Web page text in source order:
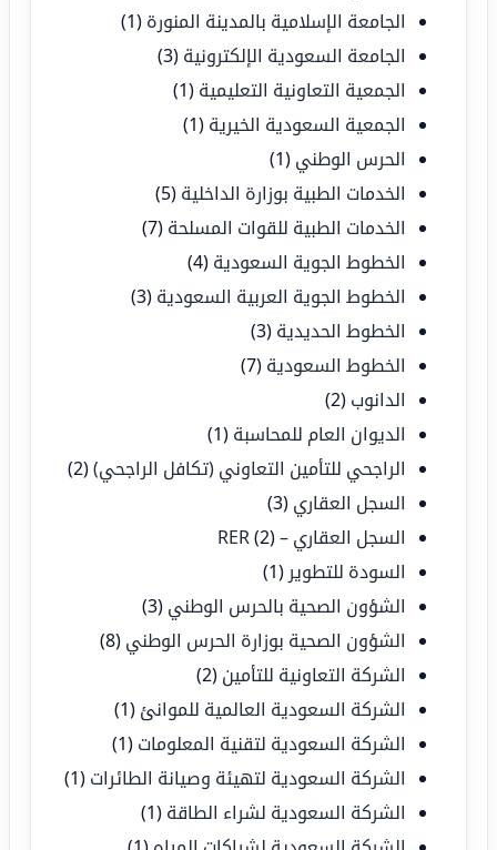
الجامعة الإسلامية بالمدينة المنورة (1)
الجامعة السعودية الإلكترونية (3)
الجمعية التعاونية التعليمية (1)
الجمعية السعودية الخيرية (1)
الحرس الوطني (1)
الخدمات الطبية بوزارة الداخلية (5)
الخدمات الطبية للقوات المسلحة (7)
الخطوط الجوية السعودية (4)
الخطوط الجوية العربية السعودية (3)
الخطوط الحديدية (3)
الخطوط السعودية (7)
الدانوب (2)
الديوان العام للمحاسبة (1)
الراجحي للتأمين التعاوني (تكافل الراجحي)(2)
السجل العقاري (3)
السجل العقاري – RER(2)
السودة للتطوير (1)
الشؤون الصحية بالحرس الوطني (3)
الشؤون الصحية بوزارة الحرس الوطني (8)
الشركة التعاونية للتأمين (2)
الشركة السعودية العالمية للموانئ (1)
الشركة السعودية لتقنية المعلومات (1)
الشركة السعودية لتهيئة وصيانة الطائرات (1)
الشركة السعودية لشراء الطاقة (1)